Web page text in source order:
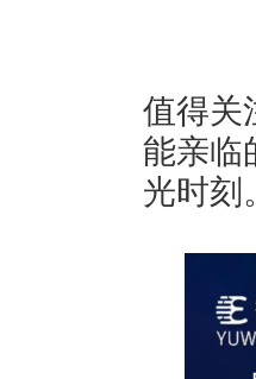
值得关
能亲临
光时刻